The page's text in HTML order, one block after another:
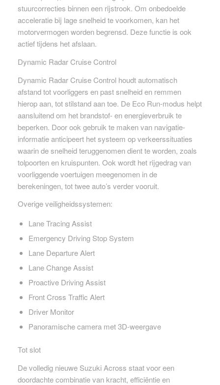
stuurcorrecties binnen een rijstrook. Om onbedoelde
acceleratie bij lage snelheid te voorkomen, kan het
motorvermogen worden begrensd. Deze functie is ook
actief tijdens het afslaan.
Dynamic Radar Cruise Control
Dynamic Radar Cruise Control houdt automatisch
afstand tot voorliggers en past snelheid en remmen
hierop aan, tot stilstand aan toe. De Eco Run-modus helpt
aansluitend om het brandstof- en energieverbruik te
beperken. Door ook gebruik te maken van navigatie-
informatie anticipeert het systeem op verkeerssituaties
waarin de snelheid teruggenomen dient te worden, zoals
tolpoorten en kruispunten. Ook wordt het rijgedrag van
voorliggende voertuigen meegenomen in de
berekeningen, tot twee auto’s verder vooruit.
Overige veiligheidssystemen:
Lane Tracing Assist
Emergency Driving Stop System
Lane Departure Alert
Lane Change Assist
Proactive Driving Assist
Front Cross Traffic Alert
Driver Monitor
Panoramische camera met 3D-weergave
Tot slot
De volledig nieuwe Suzuki Across staat voor een
doordachte combinatie van kracht, efficiëntie en